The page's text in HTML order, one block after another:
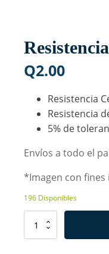
Q2.00
Resistencia
Resistencia
5% de
Envíos a todo el
*Imagen con
196 Disponibles
Resistencia